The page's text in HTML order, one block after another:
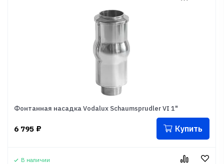
Фонтанная насадка Vodalux Schaumsprudler VI 1"
6 795 ₽ Купить
В наличии